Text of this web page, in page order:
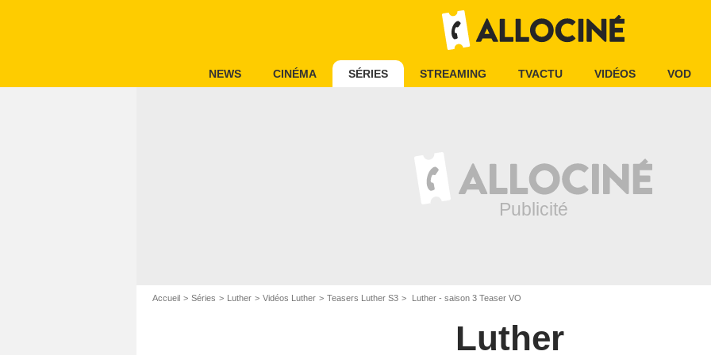
NEWS CINÉMA SÉRIES STREAMING TVACTU VIDÉOS VOD
Accueil Séries Luther Vidéos Luther Teasers Luther S3 Luther - saison 3 Teaser VO
Luther